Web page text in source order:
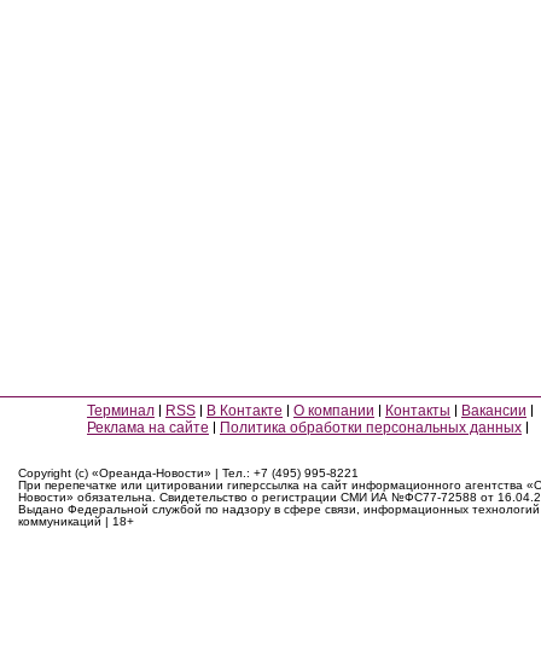
Терминал RSS В Контакте О компании Контакты
Вакансии
Реклама на сайте
Политика обработки персональных данных
Copyright (c) «Ореанда-Новости» | Тел.: +7 (495) 995-8221
При перепечатке или цитировании гиперссылка на сайт информационного агентства
Новости» обязательна. Свидетельство о регистрации СМИ ИА №ФС77-72588 от
Выдано Федеральной службой по надзору в сфере связи, информационных
коммуникаций | 18+